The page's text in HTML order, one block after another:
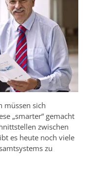
müssen sich
„smarter“ gemacht
zwischen
es heute noch viele
zu